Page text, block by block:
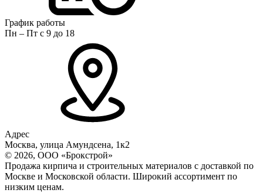
График работы
Пн – Пт с 9 до 18
Адрес
Москва, улица Амундсена, 1к2
© 2026, ООО «Брокстрой»
Продажа кирпича и строительных материалов с доставкой по
Москве и Московской области. Широкий ассортимент по
низким ценам.